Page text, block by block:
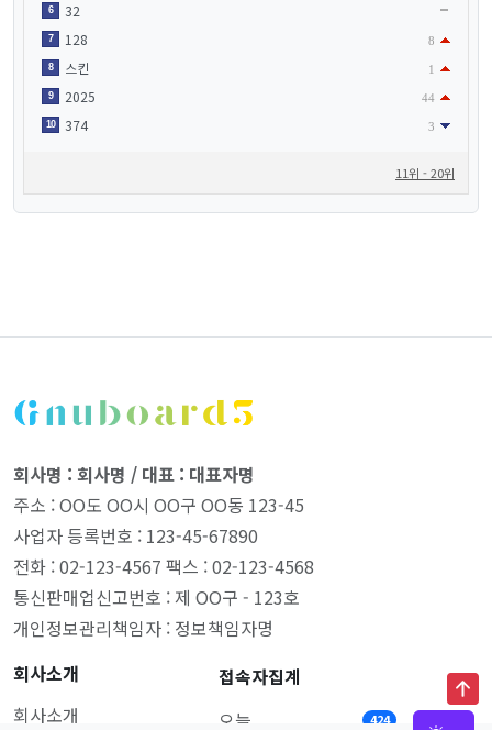
6 32
7 128 8
8 스킨 1
9 2025 44
10 374 3
11위 - 20위
회사명 : 회사명 / 대표 : 대표자명
주소 : OO도 OO시 OO구 OO동 123-45
사업자 등록번호 : 123-45-67890
전화 : 02-123-4567 팩스 : 02-123-4568
통신판매업신고번호 : 제 OO구 - 123호
개인정보관리책임자 : 정보책임자명
회사소개
회사소개
접속자집계
오늘
424